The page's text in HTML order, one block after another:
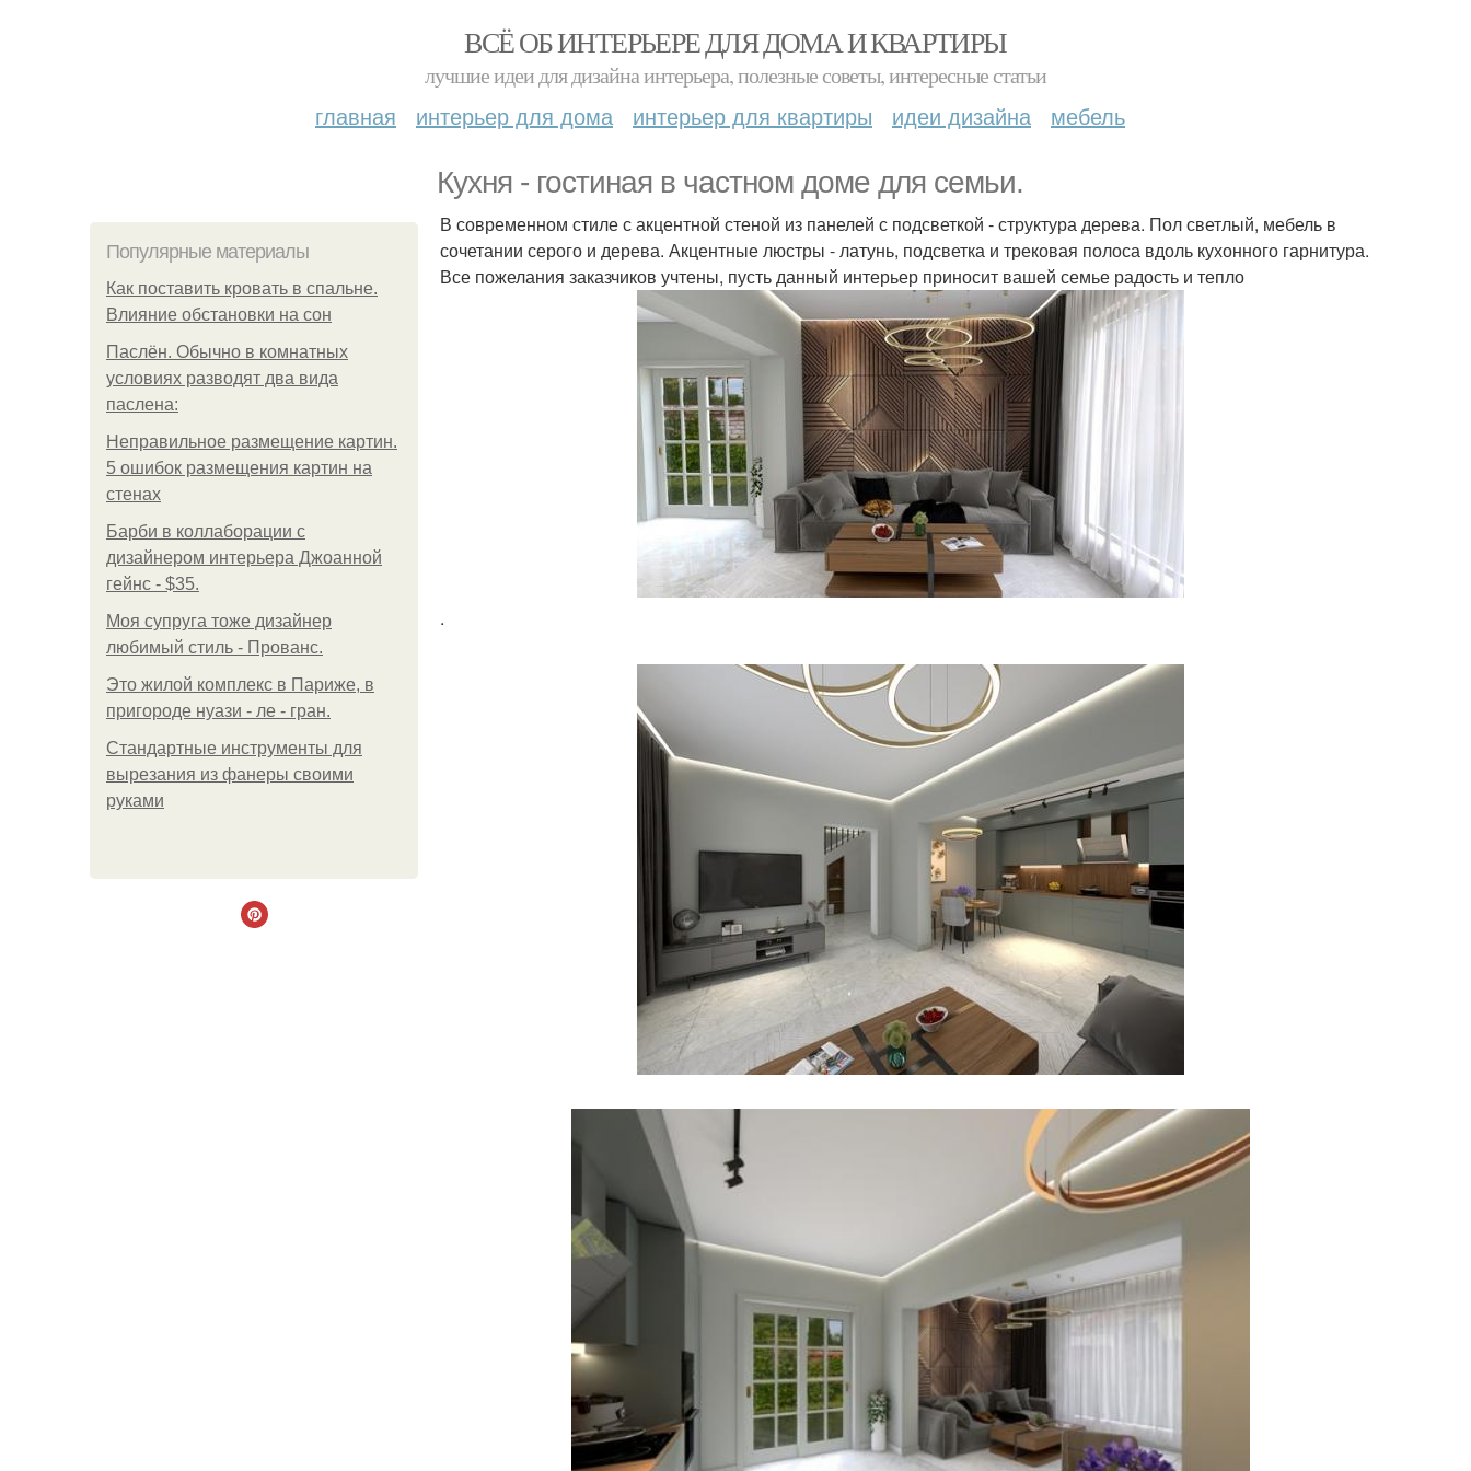
ВСЁ ОБ ИНТЕРЬЕРЕ ДЛЯ ДОМА И КВАРТИРЫ
лучшие идеи для дизайна интерьера, полезные советы, интересные статьи
главная интерьер для дома интерьер для квартиры идеи дизайна мебель
Кухня - гостиная в частном доме для семьи.
Популярные материалы
Как поставить кровать в спальне.
Влияние обстановки на сон
Паслён. Обычно в комнатных
условиях разводят два вида
паслена:
Неправильное размещение картин.
5 ошибок размещения картин на
стенах
Барби в коллаборации с
дизайнером интерьера Джоанной
гейнс - $35.
Моя супруга тоже дизайнер
любимый стиль - Прованс.
Это жилой комплекс в Париже, в
пригороде нуази - ле - гран.
Стандартные инструменты для
вырезания из фанеры своими
руками
В современном стиле с акцентной стеной из панелей с подсветкой - структура дерева. Пол светлый, мебель в
сочетании серого и дерева. Акцентные люстры - латунь, подсветка и трековая полоса вдоль кухонного гарнитура.
Все пожелания заказчиков учтены, пусть данный интерьер приносит вашей семье радость и тепло
.